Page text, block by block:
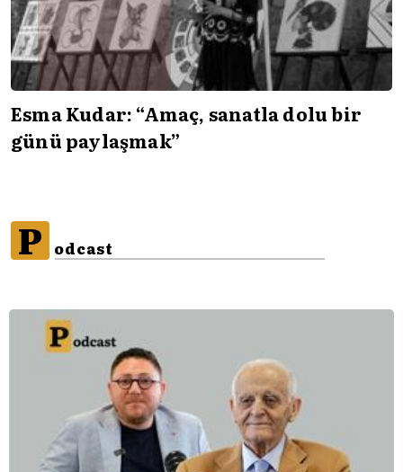
Esma Kudar: “Amaç, sanatla dolu bir
günü paylaşmak”
P odcast